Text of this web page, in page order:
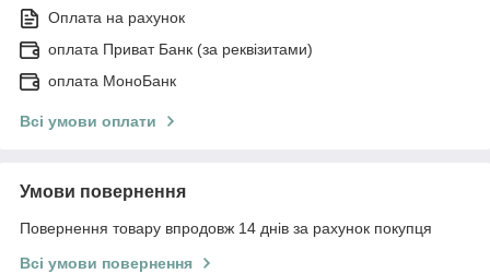
Оплата на рахунок
оплата Приват Банк (за реквізитами)
оплата МоноБанк
Всі умови оплати
Умови повернення
Повернення товару впродовж 14 днів за рахунок покупця
Всі умови повернення